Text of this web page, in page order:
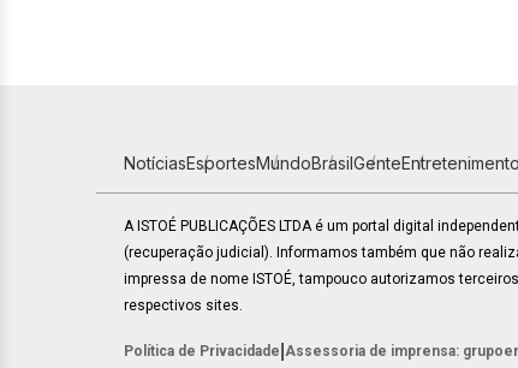
NotíciasEsportesMundoBrasilGenteEntretenimento
A ISTOÉ PUBLICAÇÕES LTDA é um portal digital
(recuperação judicial). Informamos também que não
impressa de nome ISTOÉ, tampouco autorizamos
respectivos sites.
Política de Privacidade Assessoria de imprensa: